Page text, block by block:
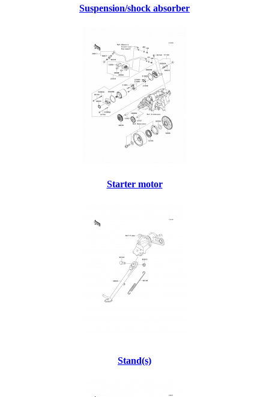
Suspension/shock absorber
Starter motor
Stand(s)